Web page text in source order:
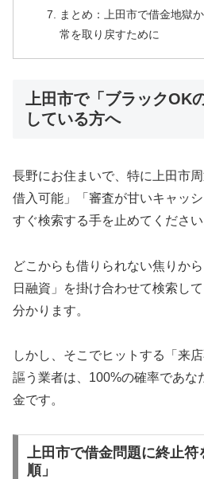
まとめ：上田市で借金地獄
常を取り戻すために
上田市で「ブラックOK
している方へ
長野にお住まいで、特に上田市
借入可能」「審査が甘いキャッ
すぐ検索する手を止めてください
どこからも借りられない焦りか
日融資」を掛け合わせて検索し
分かります。
しかし、そこでヒットする「来
謳う業者は、100%の確率であな
金です。
上田市で借金問題に終止
順」